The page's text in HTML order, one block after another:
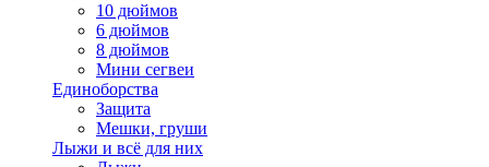
10 дюймов
6 дюймов
8 дюймов
Мини сегвеи
Единоборства
Защита
Мешки, груши
Лыжи и всё для них